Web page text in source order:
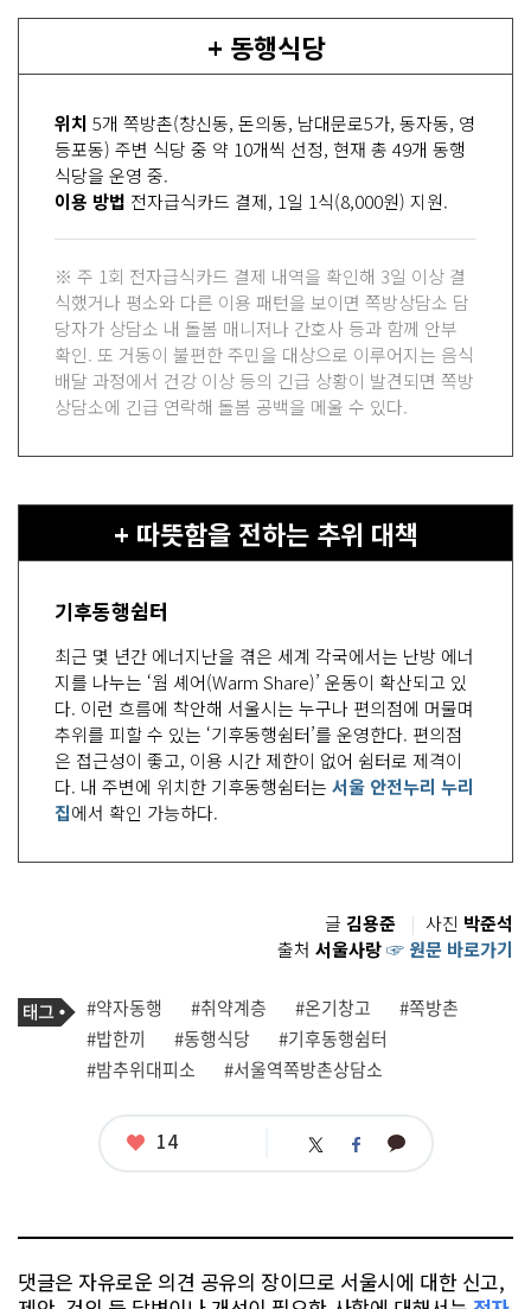
+ 동행식당
위치 5개 쪽방촌(창신동, 돈의동, 남대문로5가, 동자동, 영
등포동) 주변 식당 중 약 10개씩 선정, 현재 총 49개 동행
식당을 운영 중.
이용 방법 전자급식카드 결제, 1일 1식(8,000원) 지원.
※ 주 1회 전자급식카드 결제 내역을 확인해 3일 이상 결
식했거나 평소와 다른 이용 패턴을 보이면 쪽방상담소 담
당자가 상담소 내 돌봄 매니저나 간호사 등과 함께 안부
확인. 또 거동이 불편한 주민을 대상으로 이루어지는 음식
배달 과정에서 건강 이상 등의 긴급 상황이 발견되면 쪽방
상담소에 긴급 연락해 돌봄 공백을 메울 수 있다.
+ 따뜻함을 전하는 추위 대책
기후동행쉼터
최근 몇 년간 에너지난을 겪은 세계 각국에서는 난방 에너
지를 나누는 ‘웜 셰어(Warm Share)’ 운동이 확산되고 있
다. 이런 흐름에 착안해 서울시는 누구나 편의점에 머물며
추위를 피할 수 있는 ‘기후동행쉼터’를 운영한다. 편의점
은 접근성이 좋고, 이용 시간 제한이 없어 쉼터로 제격이
다. 내 주변에 위치한 기후동행쉼터는 서울 안전누리 누리
집에서 확인 가능하다.
글 김용준 | 사진 박준석
출처 서울사랑☞ 원문 바로가기
기
사
관
련
태
태
그
#약자동행 #취약계층 #온기창고
#쪽방촌
#밥한끼
#동행식당
#기후동행쉼터
#밤추위대피소
#서울역쪽방촌상담소
좋
14 트 페 카
댓글은 자유로운 의견 공유의 장이므로 서울시에 대한 신고,